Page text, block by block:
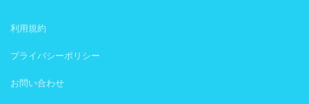
利用規約
プライバシーポリシー
お問い合わせ